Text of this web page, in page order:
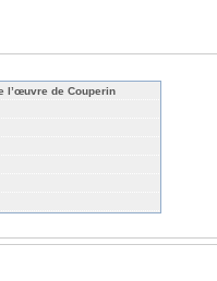
l’œuvre de Couperin